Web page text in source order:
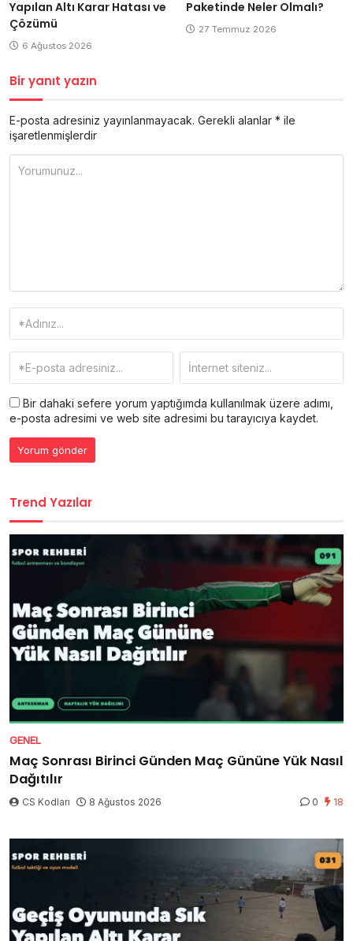
Yapılan Altı Karar Hatası ve
Çözümü
6 Ağustos 2026
Paketinde Neler Olmalı?
27 Temmuz 2026
Bir yanıt yazın
E-posta adresiniz yayınlanmayacak. Gerekli alanlar * ile
işaretlenmişlerdir
Bir dahaki sefere yorum yaptığımda kullanılmak üzere adımı,
e-posta adresimi ve web site adresimi bu tarayıcıya kaydet.
Trend Yazılar
GENEL
Maç Sonrası Birinci Günden Maç Gününe Yük Nasıl
Dağıtılır
CS Kodları 8 Ağustos 2026 0 18